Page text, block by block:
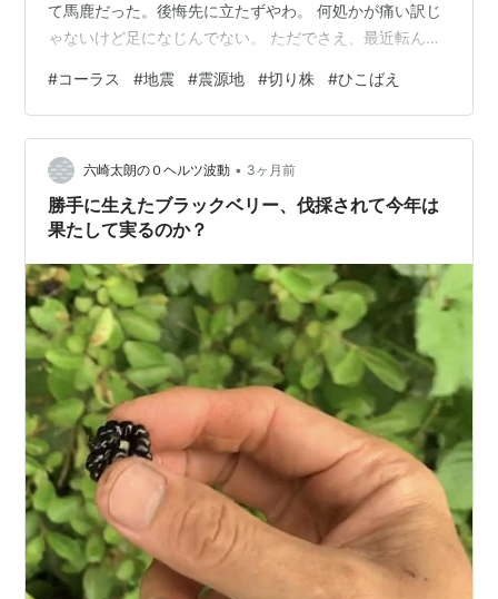
て馬鹿だった。後悔先に立たずやわ。 何処かが痛い訳じ
ゃないけど足になじんでない。 ただでさえ、最近転んだ
るなんて。 コーラスの後、アルメルカートでランチ。 連
休に帰って来る子供たちにお土産のお菓子を買いに「フ
レサントール」へ。 ３月１５日、ここのケーキを買って
帰る途中、二号線でケーキをかばって転んで頭を打ち、
甲南医療センターでCTを撮った。
nekokichi2856.hatenablog…
#コーラス #地震 #震源地 #切り株 #ひこばえ
六崎太朗の０ヘルツ波動 • 3ヶ月前
勝手に生えたブラックベリー、伐採されて今年は
果たして実るのか？